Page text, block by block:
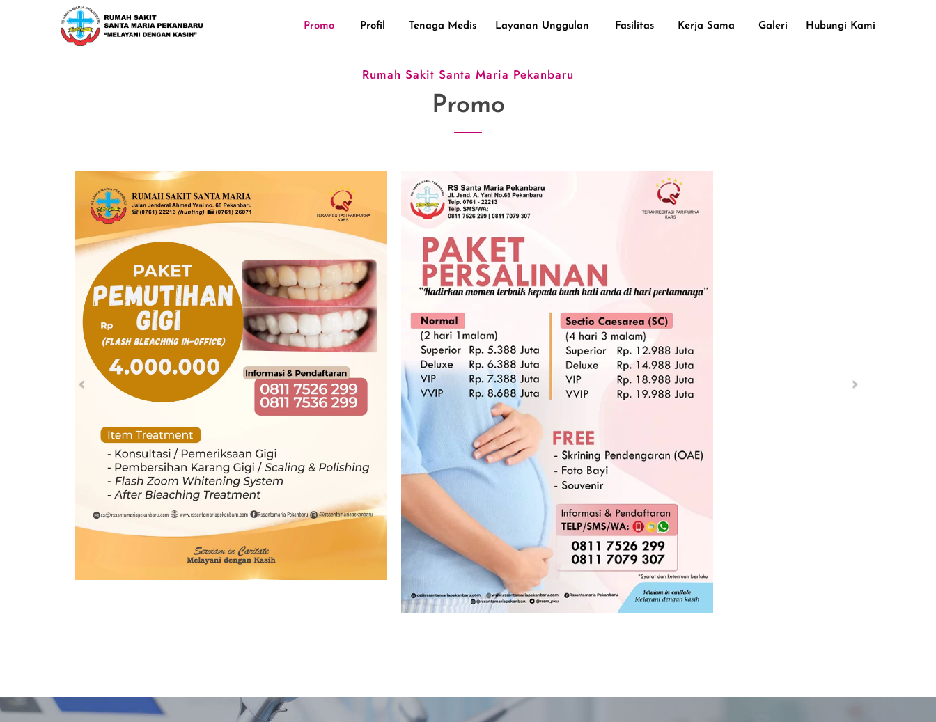
Lokasi
Promo Profil Tenaga Medis Layanan Unggulan Fasilitas Kerja Sama Galeri Hubungi Kami
Rumah Sakit Santa Maria Pekanbaru
Promo